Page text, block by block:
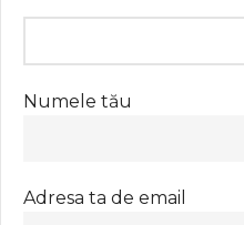
Numele tău
Adresa ta de email